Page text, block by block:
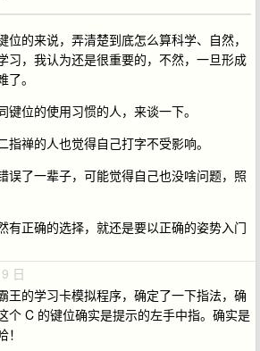
位的来说，弄清楚到底怎么算科学、自然，
习，我认为还是很重要的，不然，一旦形成
。
键位的使用习惯的人，来谈一下。
禅的人也觉得自己打字不受影响。
误了一辈子，可能觉得自己也没啥问题，照
有正确的选择，就还是要以正确的姿势入门
日
王的学习卡模拟程序，确定了一下指法，确
个 C 的键位确实是提示的左手中指。确实是